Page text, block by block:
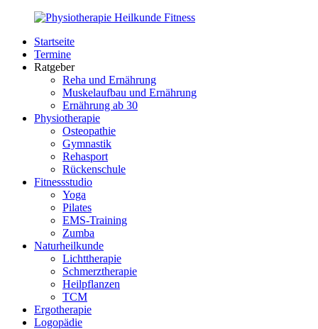
Zurück
Inhalt
PhysioMed-
Fit.de
Gesundheit
Startseite
Termine
Ratgeber
Reha und Ernährung
Muskelaufbau und Ernährung
Ernährung ab 30
Physiotherapie
Osteopathie
Gymnastik
Rehasport
Rückenschule
Fitnessstudio
Yoga
Pilates
EMS-Training
Zumba
Naturheilkunde
Lichttherapie
Schmerztherapie
Heilpflanzen
TCM
Ergotherapie
Logopädie